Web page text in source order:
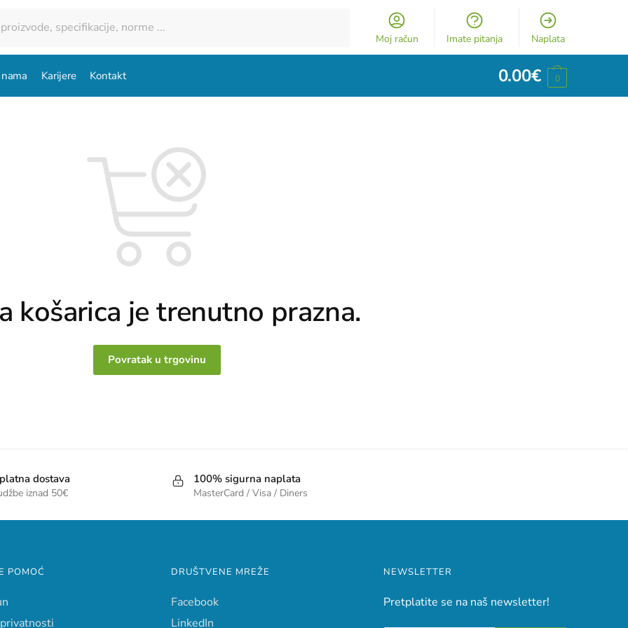
Moj račun Imate pitanja Naplata
Karijere Kontakt 0.00€ 0
košarica je trenutno prazna.
Povratak u trgovinu
dostava
iznad 50€
100% sigurna naplata
MasterCard / Visa / Diners
POMOĆ DRUŠTVENE MREŽE
Facebook
LinkedIn
NEWSLETTER
Pretplatite se na naš newsletter!